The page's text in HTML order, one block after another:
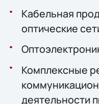
Кабельная
оптические
Комплексные
деятельности